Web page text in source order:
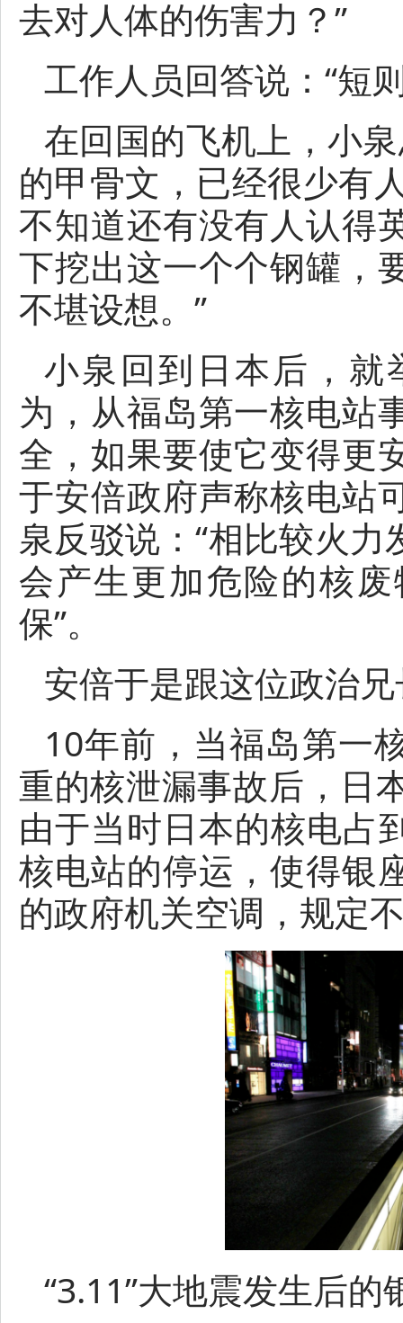
去对人体的伤害力？”
工作人员回答说：“短
在回国的飞机上，小
的甲骨文，已经很少有
不知道还有没有人认得
下挖出这一个个钢罐，
不堪设想。”
小泉回到日本后，
为，从福岛第一核电站
全，如果要使它变得更
于安倍政府声称核电站
泉反驳说：“相比较火
会产生更加危险的核
保”。
安倍于是跟这位政治
10年前，当福岛第一
重的核泄漏事故后，日
由于当时日本的核电占
核电站的停运，使得银
的政府机关空调，规定
“3.11”大地震发生后的